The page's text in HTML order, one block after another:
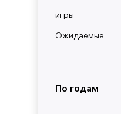
игры
Ожидаемые
По годам